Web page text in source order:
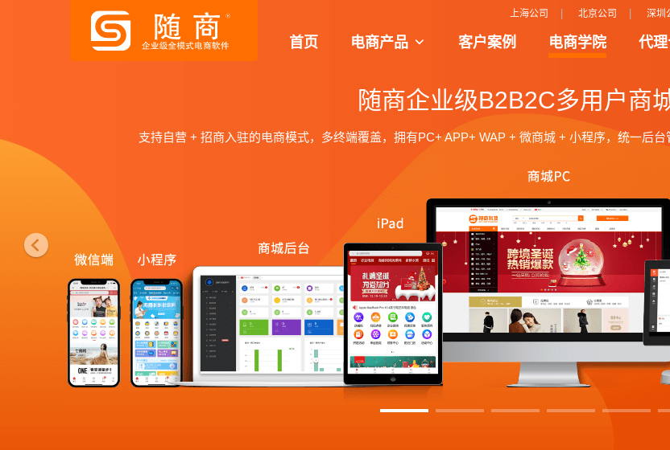
上海公司 北京公司 深圳
首页 电商产品 客户案例 电商学院 代
直播+短视频社交电商系统
提升购买转化，实现流量变现，通过直播+短视频+电商新模式场景把人、货、场的完美呈现和结合
满足小程序、APP多种带货场景，支持多商户直播，打造互动性更强的购物平台
体验直播电商系统
s